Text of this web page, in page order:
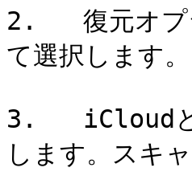
2.   復元オプ
て選択します。
3.   iCloudと
します。スキ